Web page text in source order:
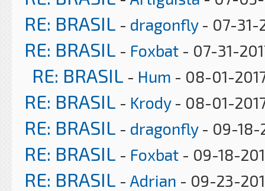
RE: BRASIL - dragonfly- 07-31-
RE: BRASIL - Foxbat - 07-31-
RE: BRASIL - Hum - 08-01-
RE: BRASIL - Krody- 08-01-
RE: BRASIL - dragonfly- 09-18-
RE: BRASIL - Foxbat - 09-18-
RE: BRASIL - Adrian - 09-23-